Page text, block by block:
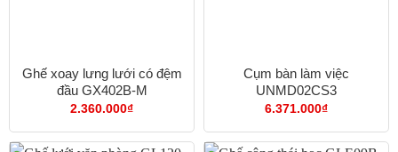
Ghế xoay lưng lưới có đệm
đầu GX402B-M
2.360.000₫
Cụm bàn làm việc
UNMD02CS3
6.371.000₫